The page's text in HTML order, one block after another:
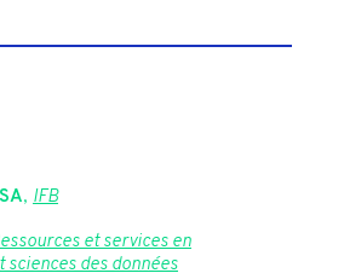
, IFB
et services en
des données